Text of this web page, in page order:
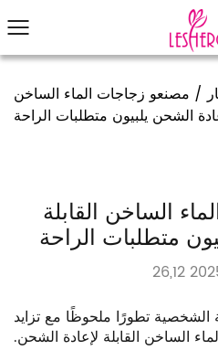
/ مصنعو زجاجات الماء الساخن
الشحن يلبيون متطلبات الراحة
الساخن القابلة
متطلبات الراحة
تطورًا ملحوظًا مع تزايد
الساخن القابلة لإعادة الشحن.